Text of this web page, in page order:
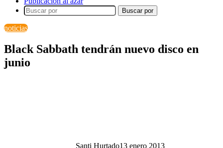
Buscar por
noticias
Black Sabbath tendrán nuevo disco en
junio
Santi Hurtado13 enero 2013